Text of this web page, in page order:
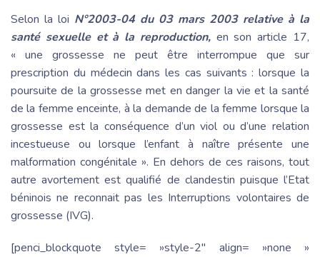
Selon la loi N°2003-04 du 03 mars 2003 relative à la
santé sexuelle et à la reproduction,en son article 17,
« une grossesse ne peut être interrompue que sur
prescription du médecin dans les cas suivants : lorsque la
poursuite de la grossesse met en danger la vie et la santé
de la femme enceinte, à la demande de la femme lorsque la
grossesse est la conséquence d’un viol ou d’une relation
incestueuse ou lorsque l’enfant à naître présente une
malformation congénitale ». En dehors de ces raisons, tout
autre avortement est qualifié de clandestin puisque l’Etat
béninois ne reconnait pas les Interruptions volontaires de
grossesse (IVG).
[penci_blockquote style= »style-2″ align= »none »